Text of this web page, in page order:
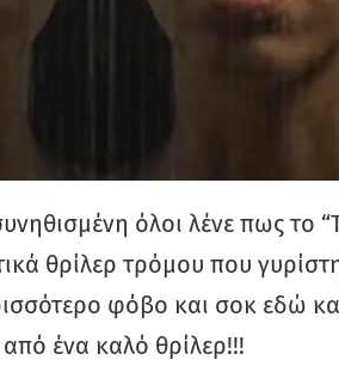
όλοι λένε πως το
θρίλερ τρόμου που
φόβο και σοκ εδώ
ένα καλό θρίλερ!!!